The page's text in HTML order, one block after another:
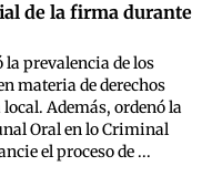
de la firma durante
la prevalencia de los
materia de derechos
Además, ordenó la
Oral en lo Criminal
el proceso de ...